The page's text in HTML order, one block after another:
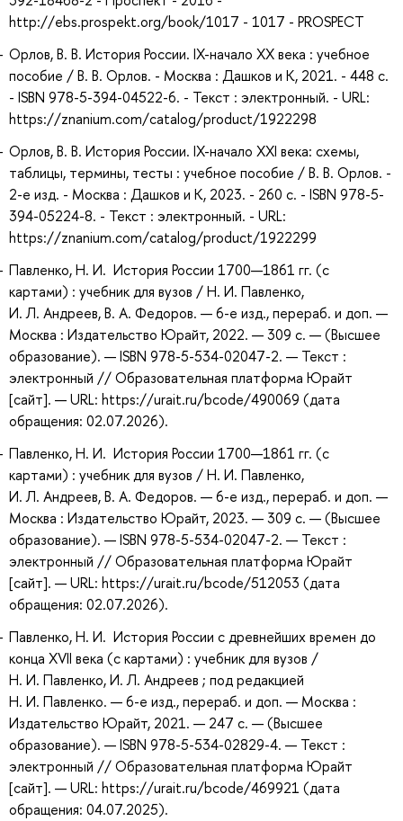
http://ebs.prospekt.org/book/1017 - 1017 - PROSPECT
Орлов, В. В. История России. IX-начало XX века : учебное
пособие / В. В. Орлов. - Москва : Дашков и К, 2021. - 448 с.
- ISBN 978-5-394-04522-6. - Текст : электронный. - URL:
https://znanium.com/catalog/product/1922298
Орлов, В. В. История России. IX-начало XXI века: схемы,
таблицы, термины, тесты : учебное пособие / В. В. Орлов. -
2-е изд. - Москва : Дашков и К, 2023. - 260 с. - ISBN 978-5-
394-05224-8. - Текст : электронный. - URL:
https://znanium.com/catalog/product/1922299
Павленко, Н. И. История России 1700—1861 гг. (с
картами) : учебник для вузов / Н. И. Павленко,
И. Л. Андреев, В. А. Федоров. — 6-е изд., перераб. и доп. —
Москва : Издательство Юрайт, 2022. — 309 с. — (Высшее
образование). — ISBN 978-5-534-02047-2. — Текст :
электронный // Образовательная платформа Юрайт
[сайт]. — URL: https://urait.ru/bcode/490069 (дата
обращения: 02.07.2026).
Павленко, Н. И. История России 1700—1861 гг. (с
картами) : учебник для вузов / Н. И. Павленко,
И. Л. Андреев, В. А. Федоров. — 6-е изд., перераб. и доп. —
Москва : Издательство Юрайт, 2023. — 309 с. — (Высшее
образование). — ISBN 978-5-534-02047-2. — Текст :
электронный // Образовательная платформа Юрайт
[сайт]. — URL: https://urait.ru/bcode/512053 (дата
обращения: 02.07.2026).
Павленко, Н. И. История России с древнейших времен до
конца XVII века (с картами) : учебник для вузов /
Н. И. Павленко, И. Л. Андреев ; под редакцией
Н. И. Павленко. — 6-е изд., перераб. и доп. — Москва :
Издательство Юрайт, 2021. — 247 с. — (Высшее
образование). — ISBN 978-5-534-02829-4. — Текст :
электронный // Образовательная платформа Юрайт
[сайт]. — URL: https://urait.ru/bcode/469921 (дата
обращения: 04.07.2025).